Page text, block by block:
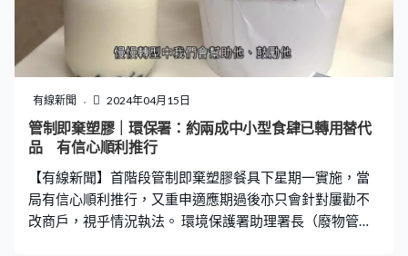
布袋）。 另外，連鎖快餐店大快活早前亦宣布，將於下周
一起停止供應即棄餐具，外賣顧客可自備餐具，或者付費1
元以加購環保餐具包，或付2元加購不鏽鋼製環保餐具包。
有線新聞 2024年04月15日
管制即棄塑膠｜環保署：約兩成中小型食肆已轉用替代
品 有信心順利推行
【有線新聞】首階段管制即棄塑膠餐具下星期一實施，當
局有信心順利推行，又重申適應期過後亦只會針對屢勸不
改商戶，視乎情況執法。 環境保護署助理署長（廢物管